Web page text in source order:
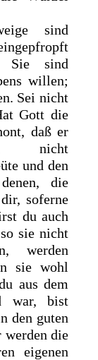
sind
Sie sind
willen;
Sei nicht
Gott die
daß er
nicht
und den
die
soferne
du auch
sie nicht
werden
sie wohl
aus dem
war, bist
den guten
die
eigenen